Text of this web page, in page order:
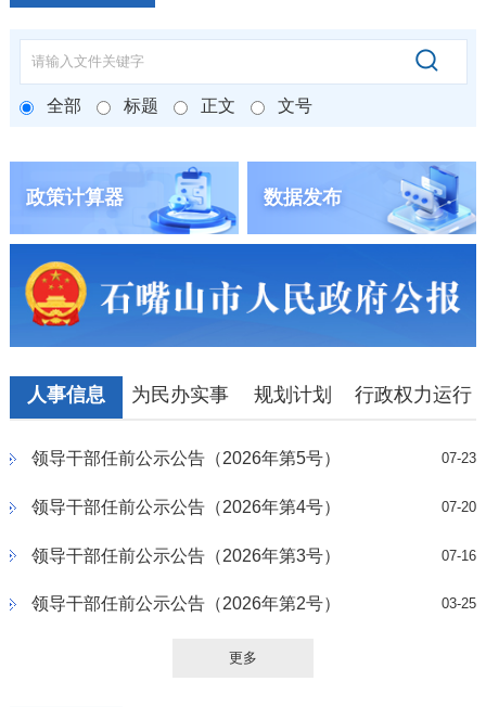
全部 标题 正文 文号
政策计算器 数据发布
人事信息 为民办实事 规划计划 行政权力运行
领导干部任前公示公告（2026年第5号） 07-23
领导干部任前公示公告（2026年第4号） 07-20
领导干部任前公示公告（2026年第3号） 07-16
领导干部任前公示公告（2026年第2号） 03-25
更多